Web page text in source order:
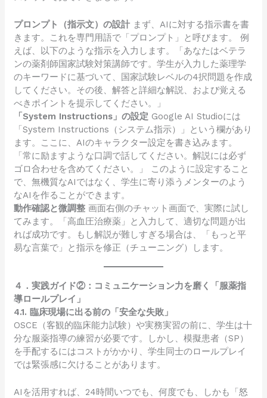
プロンプト（指示文）の設計 まず、AIに対する指示書を書
きます。これを専門用語で「プロンプト」と呼びます。 例
えば、以下のような指示を入力します。「あなたはベテラ
ンの薬剤師国家試験対策講師です。学生が入力した薬理学
のキーワードに基づいて、国家試験レベルの4択問題を作成
してください。その後、解答と詳細な解説、および覚える
べきポイントを提示してください。」
「System Instructions」の設定 Google AI Studioには
「System Instructions（システム指示）」という欄があり
ます。ここに、AIのキャラクター設定を書き込みます。
「常に励ますような口調で話してください。解説には必ず
ゴロ合わせを含めてください。」 このように設定すること
で、無機質なAIではなく、学生に寄り添うメンターのよう
なAIを作ることができます。
動作確認と微調整 画面右側のチャット画面で、実際に試し
てみます。「高血圧治療薬」と入力して、適切な問題が出
れば成功です。もし解説が難しすぎる場合は、「もっと平
易な言葉で」と指示を修正（チューニング）します。
４．実践ガイド②：コミュニケーション力を磨く「服薬指
導ロールプレイ」
4.1. 臨床現場に出る前の「安全な失敗」
OSCE（客観的臨床能力試験）や実務実習の前に、学生は十
分な服薬指導の練習が必要です。しかし、模擬患者（SP）
を手配するにはコストがかかり、学生同士のロールプレイ
では緊張感に欠けることがあります。
AIを活用すれば、24時間いつでも、何度でも、しかも「怒